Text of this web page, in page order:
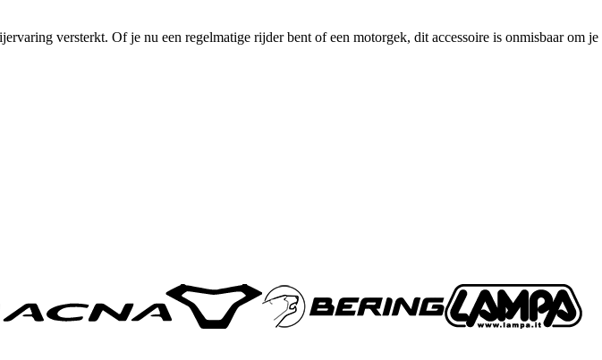
versterkt. Of je nu een regelmatige rijder bent of een motorgek, dit accessoire is onmisbaar om je